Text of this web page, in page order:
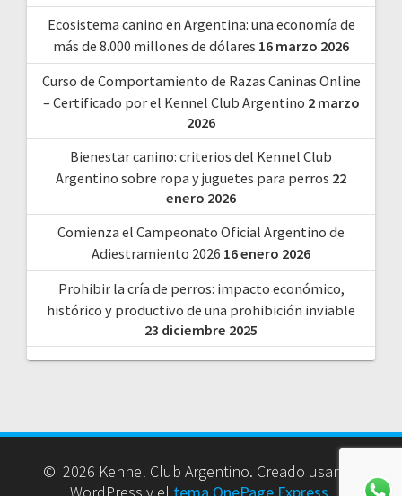
Ecosistema canino en Argentina: una economía de
más de 8.000 millones de dólares 16 marzo 2026
Curso de Comportamiento de Razas Caninas Online
– Certificado por el Kennel Club Argentino 2 marzo
2026
Bienestar canino: criterios del Kennel Club
Argentino sobre ropa y juguetes para perros 22
enero 2026
Comienza el Campeonato Oficial Argentino de
Adiestramiento 2026 16 enero 2026
Prohibir la cría de perros: impacto económico,
histórico y productivo de una prohibición inviable
23 diciembre 2025
© 2026 Kennel Club Argentino. Creado usando